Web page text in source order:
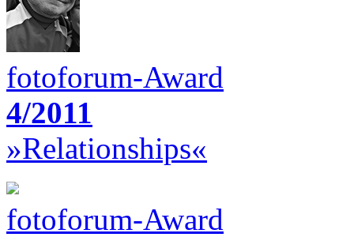
fotoforum-Award
4/2011
»Relationships«
fotoforum-Award